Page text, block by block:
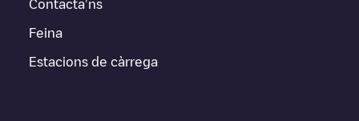
Contacta'ns
Feina
Estacions de càrrega